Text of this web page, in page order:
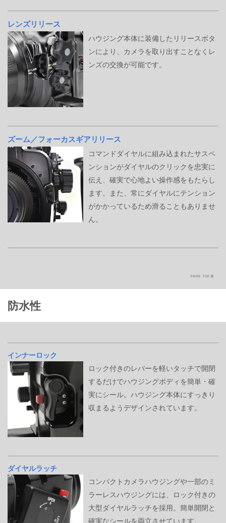
レンズリリース
ハウジング本体に装備したリリースボタ
ンにより、カメラを取り出すことなくレ
ンズの交換が可能です。
ズーム／フォーカスギアリリース
コマンドダイヤルに組み込まれたサスペ
ンションがダイヤルのクリックを忠実に
伝え、確実で心地よい操作感をもたらし
ます。また、常にダイヤルにテンション
がかかっているため滑ることもありませ
ん。
防水性
インナーロック
ロック付きのレバーを軽いタッチで開閉
するだけでハウジングボディを簡単・確
実にシール。ハウジング本体にすっきり
収まるようデザインされています。
ダイヤルラッチ
コンパクトカメラハウジングや一部のミ
ラーレスハウジングには、ロック付きの
大型ダイヤルラッチを採用。簡単開閉と
確実なシールを両立させています。